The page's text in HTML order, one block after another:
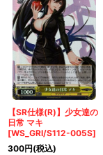
【SR仕様(R)】少女達の
日常 マキ
[WS_GRI/S112-005S]
300円(税込)